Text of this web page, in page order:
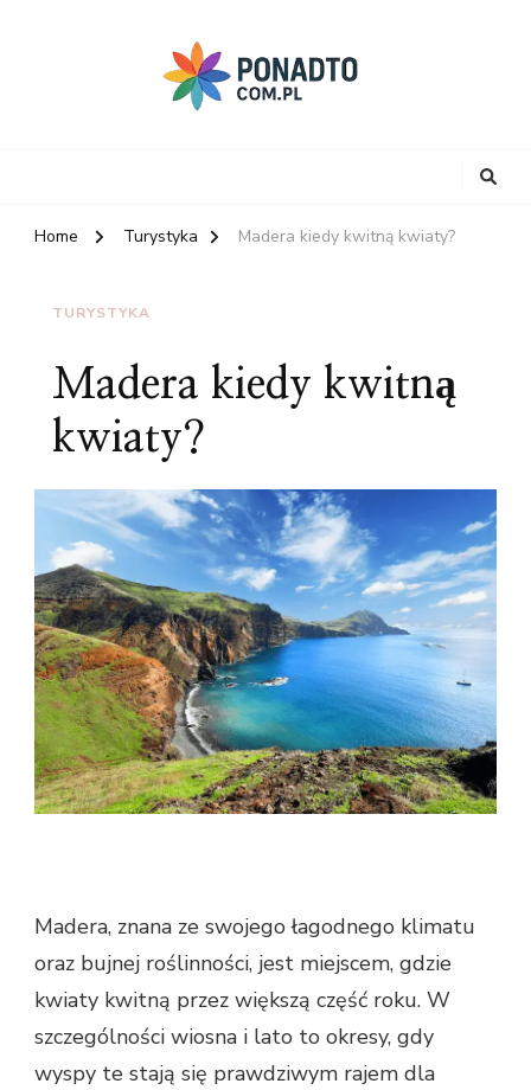
Home Turystyka Madera kiedy kwitną kwiaty?
TURYSTYKA
Madera kiedy kwitną
kwiaty?
Madera, znana ze swojego łagodnego klimatu
oraz bujnej roślinności, jest miejscem, gdzie
kwiaty kwitną przez większą część roku. W
szczególności wiosna i lato to okresy, gdy
wyspy te stają się prawdziwym rajem dla